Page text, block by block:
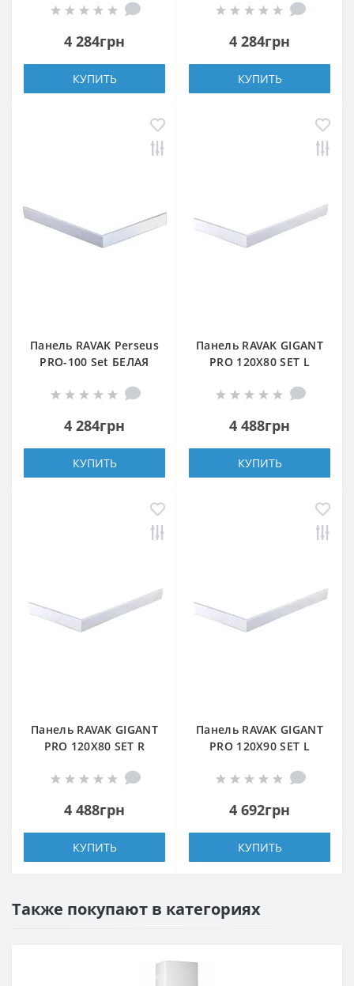
4 284грн
КУПИТЬ
4 284грн
КУПИТЬ
Панель RAVAK Perseus
PRO-100 Set БЕЛАЯ
4 284грн
КУПИТЬ
Панель RAVAK GIGANT
PRO 120X80 SET L
4 488грн
КУПИТЬ
Панель RAVAK GIGANT
PRO 120X80 SET R
4 488грн
КУПИТЬ
Панель RAVAK GIGANT
PRO 120X90 SET L
4 692грн
КУПИТЬ
Также покупают в категориях